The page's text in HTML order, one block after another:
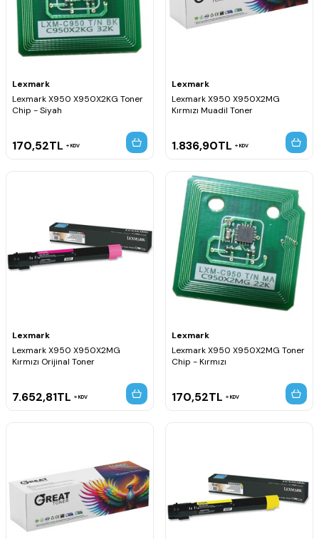
Lexmark
Lexmark X950 X950X2KG Toner
Chip - Siyah
170,52TL KDV
Lexmark
Lexmark X950 X950X2MG
Kırmızı Muadil Toner
1.836,90TL KDV
Lexmark
Lexmark X950 X950X2MG
Kırmızı Orijinal Toner
7.652,81TL KDV
Lexmark
Lexmark X950 X950X2MG Toner
Chip - Kırmızı
170,52TL KDV